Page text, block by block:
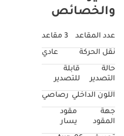
والخصائص
عدد المقاعد
3 مقاعد
نقل الحركة
عادي
حالة
التصدير
قابلة
للتصدير
اللون الداخلي رصاصي
جهة
المقود
مقود
يسار